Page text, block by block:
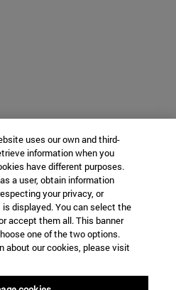
uses our own and third-
information when you
have different purposes.
a user, obtain information
your privacy, or
displayed. You can select the
accept them all. This banner
one of the two options.
about our cookies, please visit